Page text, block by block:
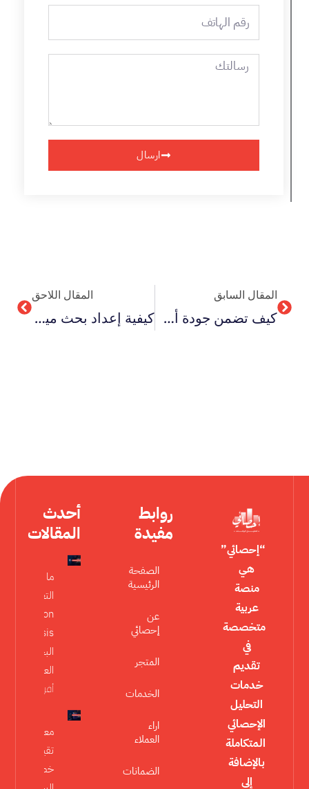
الهاتف
رسالتك
ارسال
المقال السابق
كيف تضمن جودة أسئلة الاستبانة في البحث العلمي؟
المقال اللاحق
كيفية إعداد بحث ميداني لعام 2026 في البيئة السعودية؟
“إحصائي”
هي
منصة
عربية
متخصصة
في
تقديم
خدمات
التحليل
الإحصائي
المتكاملة
بالإضافة
إلى
روابط
مفيدة
الصفحة
الرئيسية
عن
إحصائي
المتجر
الخدمات
اراء
العملاء
الضمانات
أحدث
المقالات
ما هو تحليل
التعديل
Moderation
البحث
العلمي؟
أقرأ المزيد »
معايير
تقييم
خطة